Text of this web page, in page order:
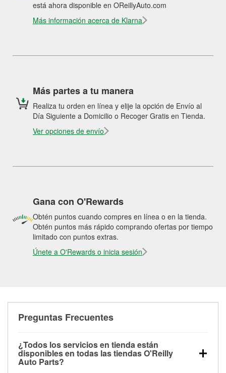
está ahora disponible en OReillyAuto.com
Más información acerca de Klarna
Más partes a tu manera
Realiza tu orden en línea y elije la opción de Envío al
Día Siguiente a Domicilio o Recoger Gratis en Tienda.
Ver opciones de envío
Gana con O'Rewards
Obtén puntos cuando compres en línea o en la tienda.
Obtén puntos más rápido comprando ofertas por tiempo
limitado con puntos extras.
Únete a O'Rewards o inicia sesión
Preguntas Frecuentes
¿Todos los servicios en tienda están
disponibles en todas las tiendas O'Reilly
Auto Parts?